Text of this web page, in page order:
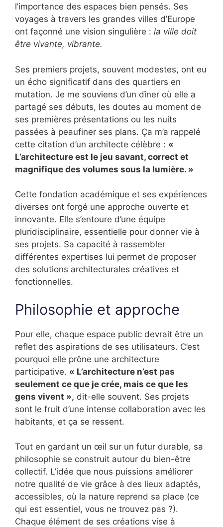
l’importance des espaces bien pensés. Ses
voyages à travers les grandes villes d’Europe
ont façonné une vision singulière : la ville doit
être vivante, vibrante.
Ses premiers projets, souvent modestes, ont eu
un écho significatif dans des quartiers en
mutation. Je me souviens d’un dîner où elle a
partagé ses débuts, les doutes au moment de
ses premières présentations ou les nuits
passées à peaufiner ses plans. Ça m’a rappelé
cette citation d’un architecte célèbre : «
L’architecture est le jeu savant, correct et
magnifique des volumes sous la lumière. »
Cette fondation académique et ses expériences
diverses ont forgé une approche ouverte et
innovante. Elle s’entoure d’une équipe
pluridisciplinaire, essentielle pour donner vie à
ses projets. Sa capacité à rassembler
différentes expertises lui permet de proposer
des solutions architecturales créatives et
fonctionnelles.
Philosophie et approche
Pour elle, chaque espace public devrait être un
reflet des aspirations de ses utilisateurs. C’est
pourquoi elle prône une architecture
participative. « L’architecture n’est pas
seulement ce que je crée, mais ce que les
gens vivent », dit-elle souvent. Ses projets
sont le fruit d’une intense collaboration avec les
habitants, et ça se ressent.
Tout en gardant un œil sur un futur durable, sa
philosophie se construit autour du bien-être
collectif. L’idée que nous puissions améliorer
notre qualité de vie grâce à des lieux adaptés,
accessibles, où la nature reprend sa place (ce
qui est essentiel, vous ne trouvez pas ?).
Chaque élément de ses créations vise à